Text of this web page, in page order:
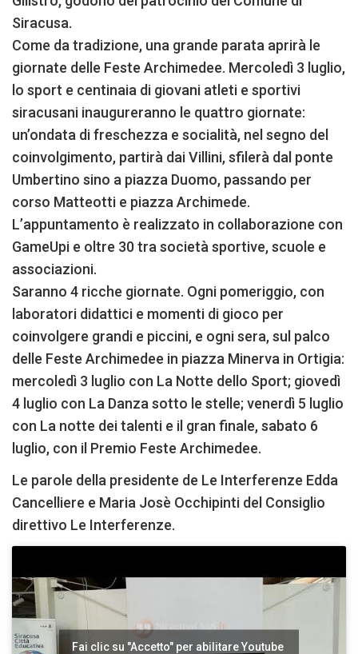
Siracusa.
Come da tradizione, una grande parata aprirà le
giornate delle Feste Archimedee. Mercoledì 3 luglio,
lo sport e centinaia di giovani atleti e sportivi
siracusani inaugureranno le quattro giornate:
un’ondata di freschezza e socialità, nel segno del
coinvolgimento, partirà dai Villini, sfilerà dal ponte
Umbertino sino a piazza Duomo, passando per
corso Matteotti e piazza Archimede.
L’appuntamento è realizzato in collaborazione con
GameUpi e oltre 30 tra società sportive, scuole e
associazioni.
Saranno 4 ricche giornate. Ogni pomeriggio, con
laboratori didattici e momenti di gioco per
coinvolgere grandi e piccini, e ogni sera, sul palco
delle Feste Archimedee in piazza Minerva in Ortigia:
mercoledì 3 luglio con La Notte dello Sport; giovedì
4 luglio con La Danza sotto le stelle; venerdì 5 luglio
con La notte dei talenti e il gran finale, sabato 6
luglio, con il Premio Feste Archimedee.
Le parole della presidente de Le Interferenze Edda
Cancelliere e Maria Josè Occhipinti del Consiglio
direttivo Le Interferenze.
Fai clic su "Accetto" per abilitare Youtube